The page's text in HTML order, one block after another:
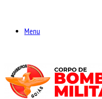
Menu